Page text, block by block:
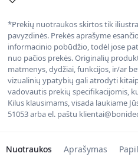
*Prekių nuotraukos skirtos tik
pavyzdinės. Prekės aprašyme
informacinio pobūdžio, todėl jose
nuo pačios prekės. Originalių
matmenys, dydžiai, funkcijos, ir/ar
vizualinių ypatybių gali atrodyti
vadovautis prekių specifikacijomis,
Kilus klausimams, visada laukiame
51053 arba el. paštu
Nuotraukos Aprašymas